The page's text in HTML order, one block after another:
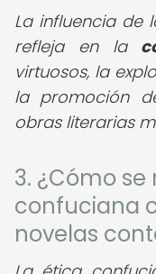
La influencia de
refleja en la
virtuosos, la
la promoción
obras literarias
3. ¿Cómo
confuciana
novelas